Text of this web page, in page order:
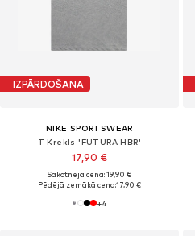
IZPĀRDOŠANA
NIKE SPORTSWEAR
T-Krekls 'FUTURA HBR'
17,90 €
Sākotnējā cena: 19,90 €
Pēdējā zemākā cena:17,90 €
+4